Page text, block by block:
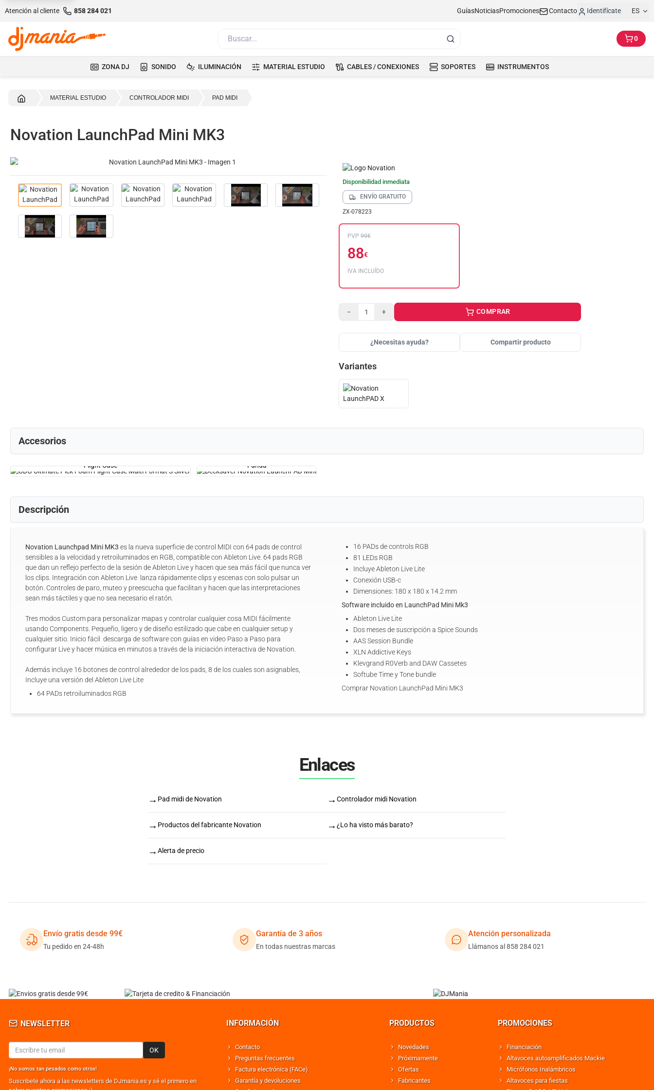
Atención al cliente 858 284 021 GuíasNoticiasPromociones Contacto Identifícate ES
0
ZONA DJ SONIDO ILUMINACIÓN MATERIAL ESTUDIO CABLES / CONEXIONES SOPORTES INSTRUMENTOS
MATERIAL ESTUDIO CONTROLADOR MIDI PAD MIDI
Novation LaunchPad Mini MK3
Disponibilidad inmediata
ENVÍO GRATUITO
ZX-078223
PVP 99€
88€
IVA INCLUÍDO
− + COMPRAR
¿Necesitas ayuda? Compartir producto
Variantes
Accesorios
Flight Case Funda
Descripción
Novation Launchpad Mini MK3 es la nueva superficie de control MIDI con 64 pads de control
sensibles a la velocidad y retroiluminados en RGB, compatible con Ableton Live. 64 pads RGB
que dan un reflejo perfecto de la sesión de Ableton Live y hacen que sea más fácil que nunca ver
los clips. Integración con Ableton Live lanza rápidamente clips y escenas con solo pulsar un
botón. Controles de paro, muteo y preescucha que facilitan y hacen que las interpretaciones
sean más táctiles y que no sea necesario el ratón.
Tres modos Custom para personalizar mapas y controlar cualquier cosa MIDI fácilmente
usando Components. Pequeño, ligero y de diseño estilizado que cabe en cualquier setup y
cualquier sitio. Inicio fácil descarga de software con guías en video Paso a Paso para
configurar Live y hacer música en minutos a través de la iniciación interactiva de Novation.
Además incluye 16 botones de control alrededor de los pads, 8 de los cuales son asignables,
Incluye una versión del Ableton Live Lite
64 PADs retroiluminados RGB
16 PADs de controls RGB
81 LEDs RGB
Incluye Ableton Live Lite
Conexión USB-c
Dimensiones: 180 x 180 x 14.2 mm
Software incluido en LaunchPad Mini Mk3
Ableton Live Lite
Dos meses de suscripción a Spice Sounds
AAS Session Bundle
XLN Addictive Keys
Klevgrand R0Verb and DAW Cassetes
Softube Time y Tone bundle
Comprar Novation LaunchPad Mini MK3
Enlaces
→ Pad midi de Novation → Controlador midi Novation
→ Productos del fabricante Novation → ¿Lo ha visto más barato?
→ Alerta de precio
Envío gratis desde 99€
Tu pedido en 24-48h
Garantía de 3 años
En todas nuestras marcas
Atención personalizada
Llámanos al 858 284 021
NEWSLETTER
OK
¡No somos tan pesados como otros!
Suscribete ahora a las newsletters de DJmania.es y sé el primero en
INFORMACIÓN
Contacto
Preguntas frecuentes
Factura electrónica (FACe)
Garantía y devoluciones
PRODUCTOS
Novedades
Próximamente
Ofertas
Fabricantes
PROMOCIONES
Financiación
Altavoces autoamplificados Mackie
Micrófonos Inalámbricos
Altavoces para fiestas